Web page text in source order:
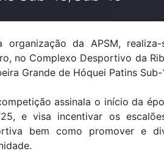
organização da APSM,
no Complexo Desportivo da
Grande de Hóquei Patins Sub-
assinala o início da
e visa incentivar os
bem como promover e